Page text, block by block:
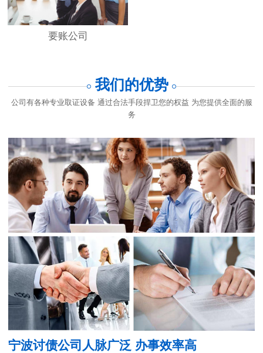
要账公司
我们的优势
公司有各种专业取证设备 通过合法手段捍卫您的权益 为您提供全面的服
务
宁波讨债公司人脉广泛 办事效率高